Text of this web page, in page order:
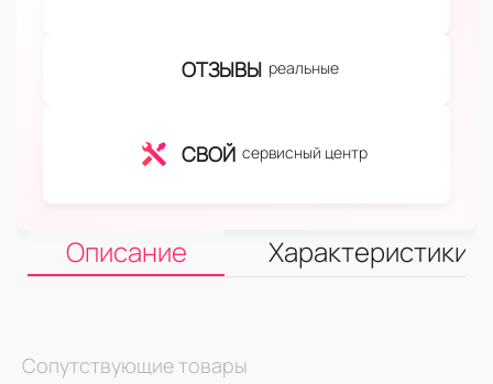
ОТЗЫВЫ реальные
СВОЙ сервисный центр
Описание Характеристики
Сопутствующие товары